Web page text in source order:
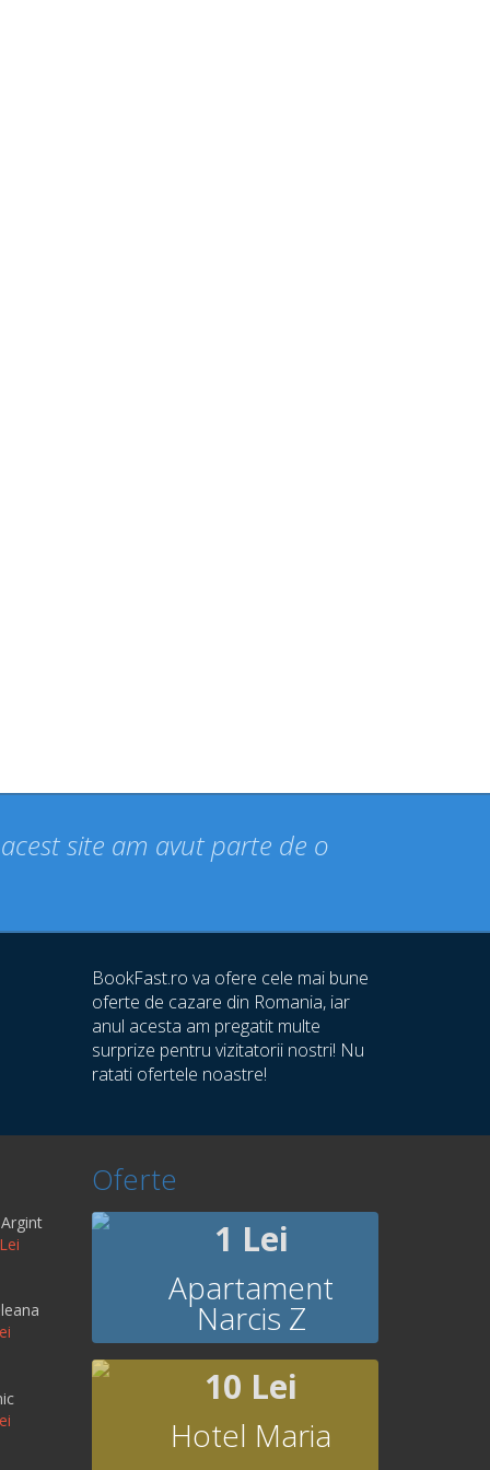
site am avut parte de o
BookFast.ro va ofere cele mai bune
oferte de cazare din Romania, iar
anul acesta am pregatit multe
surprize pentru vizitatorii nostri! Nu
ratati ofertele noastre!
Oferte
1 Lei
Apartament
Narcis Z
10 Lei
Hotel Maria